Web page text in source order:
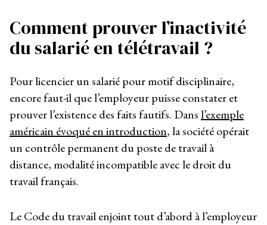
Comment prouver l’inactivité
du salarié en télétravail ?
Pour licencier un salarié pour motif disciplinaire,
encore faut-il que l’employeur puisse constater et
prouver l’existence des faits fautifs. Dansl’exemple
américain évoqué en introduction, la société opérait
un contrôle permanent du poste de travail à
distance, modalité incompatible avec le droit du
travail français.
Le Code du travail enjoint tout d’abord à l’employeur